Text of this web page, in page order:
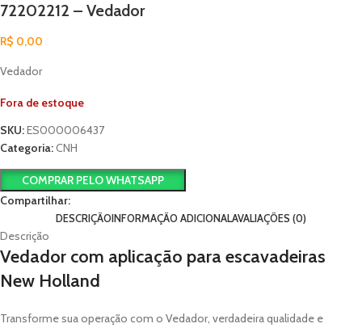
72202212 – Vedador
R$ 0,00
Vedador
Fora de estoque
SKU:ES000006437
Categoria:CNH
COMPRAR PELO WHATSAPP
Compartilhar:
DESCRIÇÃOINFORMAÇÃO ADICIONALAVALIAÇÕES (0)
Descrição
Vedador com aplicação para escavadeiras
New Holland
Transforme sua operação com o Vedador, verdadeira qualidade e